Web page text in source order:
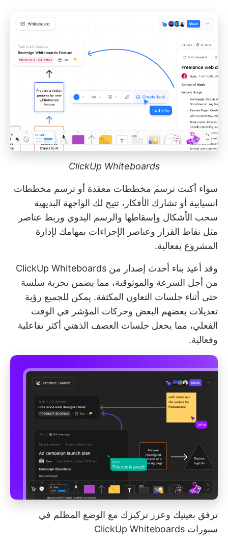
ClickUp Whiteboards
سواء أكنت ترسم مخططات معقدة أو ترسم مخططات
انسيابية أو تشارك الأفكار، تتيح لك الواجهة البديهية
سحب الأشكال وإسقاطها والرسم اليدوي وربط عناصر
مثل نقاط القرار وعناصر الإجراءات بمهامك لإدارة
المشروع بفعالية.
وقد أعيد بناء أحدث إصدار من ClickUp Whiteboards
من أجل السرعة والموثوقية، مما يضمن تجربة سلسة
حتى أثناء جلسات التعاون المكثفة. يمكن للجميع رؤية
تعديلات بعضهم البعض وحركات المؤشر في الوقت
الفعلي، مما يجعل جلسات العصف الذهني أكثر تفاعلية
وفعالية.
ترفق بعينيك وعزز تركيزك مع الوضع المظلم في
سبورات ClickUp Whiteboards